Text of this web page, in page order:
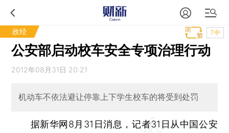
政经 T中
公安部启动校车安全专项治理行动
2012年08月31日 20:21
机动车不依法避让停靠上下学生校车的将受到处罚
据新华网8月31日消息，记者31日从中国公安